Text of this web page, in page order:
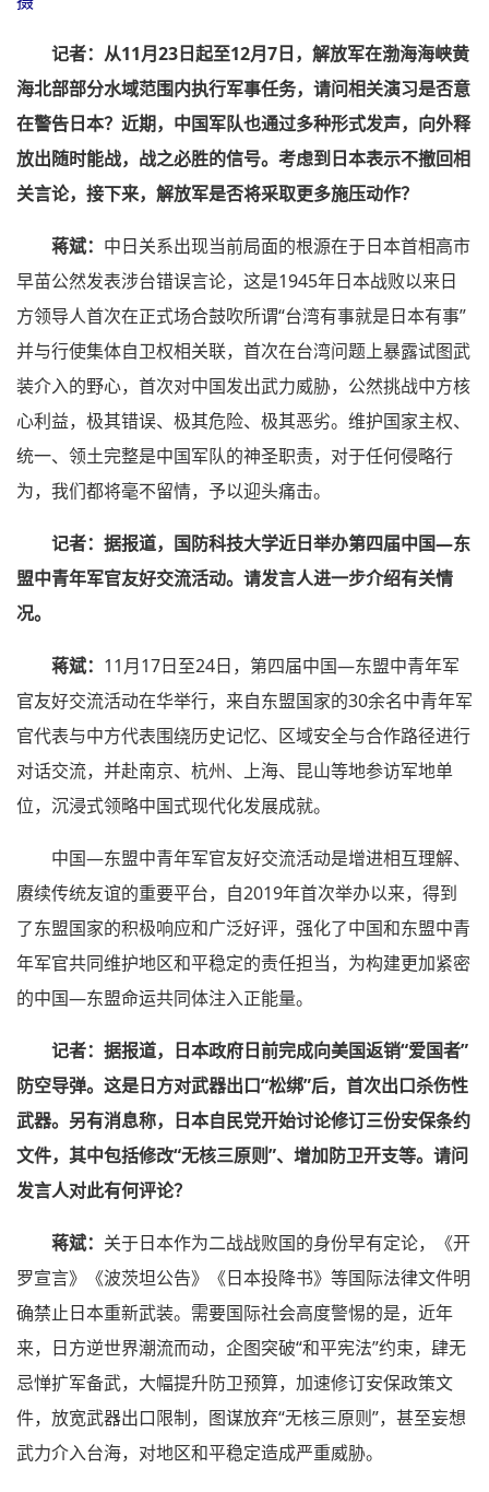
记者： 从11月23日起至12月7日，解放军在渤海海峡黄
海北部部分水域范围内执行军事任务，请问相关演习是否意
在警告日本？近期，中国军队也通过多种形式发声，向外释
放出随时能战，战之必胜的信号。考虑到日本表示不撤回相
关言论，接下来，解放军是否将采取更多施压动作？
蒋斌： 中日关系出现当前局面的根源在于日本首相高市
早苗公然发表涉台错误言论，这是1945年日本战败以来日
方领导人首次在正式场合鼓吹所谓“台湾有事就是日本有事”
并与行使集体自卫权相关联，首次在台湾问题上暴露试图武
装介入的野心，首次对中国发出武力威胁，公然挑战中方核
心利益，极其错误、极其危险、极其恶劣。维护国家主权、
统一、领土完整是中国军队的神圣职责，对于任何侵略行
为，我们都将毫不留情，予以迎头痛击。
记者： 据报道，国防科技大学近日举办第四届中国—东
盟中青年军官友好交流活动。请发言人进一步介绍有关情
况。
蒋斌： 11月17日至24日，第四届中国—东盟中青年军
官友好交流活动在华举行，来自东盟国家的30余名中青年军
官代表与中方代表围绕历史记忆、区域安全与合作路径进行
对话交流，并赴南京、杭州、上海、昆山等地参访军地单
位，沉浸式领略中国式现代化发展成就。
中国—东盟中青年军官友好交流活动是增进相互理解、
赓续传统友谊的重要平台，自2019年首次举办以来，得到
了东盟国家的积极响应和广泛好评，强化了中国和东盟中青
年军官共同维护地区和平稳定的责任担当，为构建更加紧密
的中国—东盟命运共同体注入正能量。
记者：据报道，日本政府日前完成向美国返销“爱国者”
防空导弹。这是日方对武器出口“松绑”后，首次出口杀伤性
武器。另有消息称，日本自民党开始讨论修订三份安保条约
文件，其中包括修改“无核三原则”、增加防卫开支等。请问
发言人对此有何评论？
蒋斌： 关于日本作为二战战败国的身份早有定论，《开
罗宣言》《波茨坦公告》《日本投降书》等国际法律文件明
确禁止日本重新武装。需要国际社会高度警惕的是，近年
来，日方逆世界潮流而动，企图突破“和平宪法”约束，肆无
忌惮扩军备武，大幅提升防卫预算，加速修订安保政策文
件，放宽武器出口限制，图谋放弃“无核三原则”，甚至妄想
武力介入台海，对地区和平稳定造成严重威胁。